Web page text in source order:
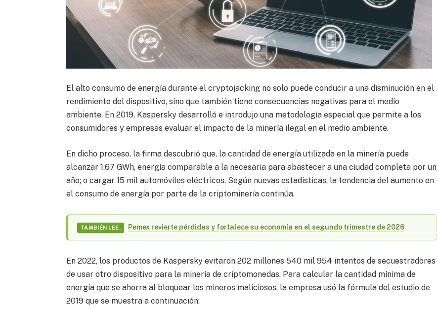
El alto consumo de energía durante el cryptojacking no solo puede conducir a una disminución en el
rendimiento del dispositivo, sino que también tiene consecuencias negativas para el medio
ambiente. En 2019, Kaspersky desarrolló e introdujo una metodología especial que permite a los
consumidores y empresas evaluar el impacto de la minería ilegal en el medio ambiente.
En dicho proceso, la firma descubrió que, la cantidad de energía utilizada en la minería puede
alcanzar 1.67 GWh, energía comparable a la necesaria para abastecer a una ciudad completa por un
año; o cargar 15 mil automóviles eléctricos. Según nuevas estadísticas, la tendencia del aumento en
el consumo de energía por parte de la criptominería continúa.
TAMBIÉN LEE. Pemex revierte pérdidas y fortalece su economía en el segundo trimestre de 2026
En 2022, los productos de Kaspersky evitaron 202 millones 540 mil 954 intentos de secuestradores
de usar otro dispositivo para la minería de criptomonedas. Para calcular la cantidad mínima de
energía que se ahorra al bloquear los mineros maliciosos, la empresa usó la fórmula del estudio de
2019 que se muestra a continuación: